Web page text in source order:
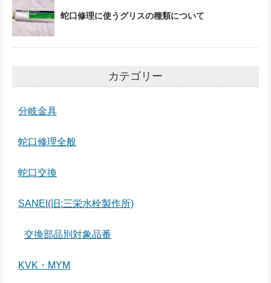
蛇口修理に使うグリスの種類について
カテゴリー
分岐金具
蛇口修理全般
蛇口交換
SANEI(旧:三栄水栓製作所)
交換部品別対象品番
KVK・MYM